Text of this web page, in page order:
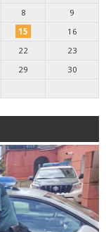
8
9
15
16
22
23
29
30